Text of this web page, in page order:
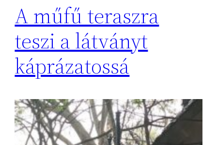
A műfű teraszra
teszi a látványt
káprázatossá